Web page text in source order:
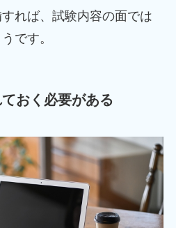
れば、試験内容の面では
です。
おく必要がある